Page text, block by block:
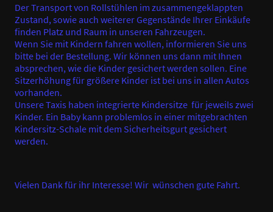
Der Transport von Rollstühlen im zusammengeklappten
Zustand, sowie auch weiterer Gegenstände Ihrer Einkäufe
finden Platz und Raum in unseren Fahrzeugen.
Wenn Sie mit Kindern fahren wollen, informieren Sie uns
bitte bei der Bestellung. Wir können uns dann mit Ihnen
absprechen, wie die Kinder gesichert werden sollen. Eine
Sitzerhöhung für größere Kinder ist bei uns in allen Autos
vorhanden.
Unsere Taxis haben integrierte Kindersitze für jeweils zwei
Kinder. Ein Baby kann problemlos in einer mitgebrachten
Kindersitz-Schale mit dem Sicherheitsgurt gesichert
werden.
Vielen Dank für ihr Interesse! Wir wünschen gute Fahrt.